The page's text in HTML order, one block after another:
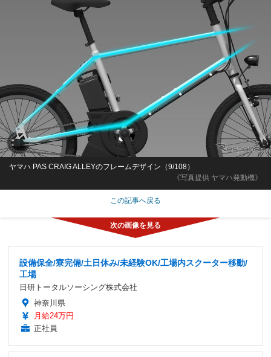
《写真提供 ヤマハ発動機》
ヤマハ PAS CRAIG ALLEYのフレームデザイン（9/108）
この記事へ戻る
設備保全/寮完備/土日休み/未経験OK/工場内スクーター移動/
工場
日研トータルソーシング株式会社
神奈川県
月給24万円
正社員